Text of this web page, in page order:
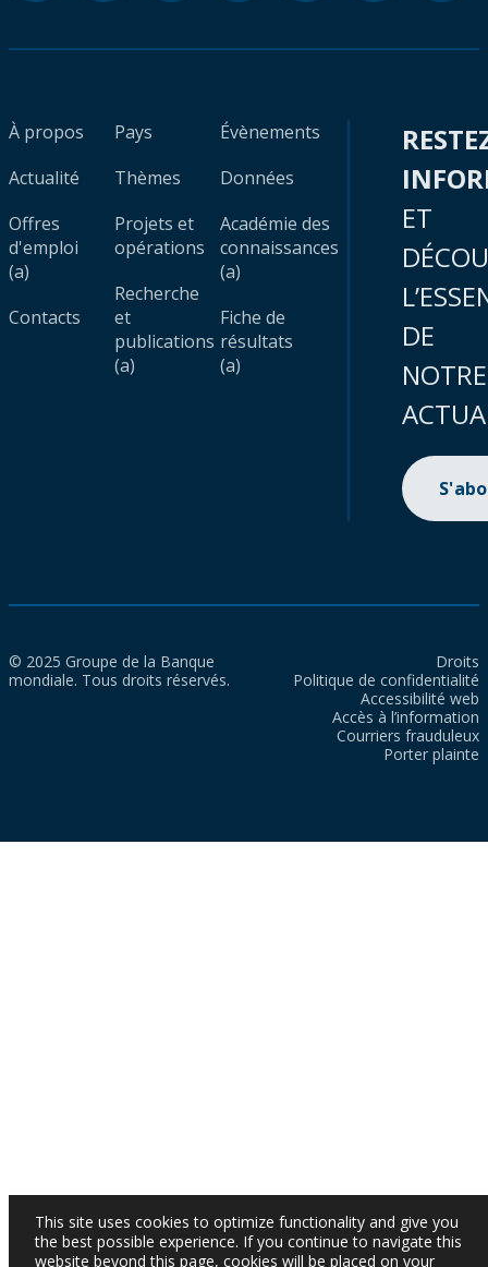
À propos
Actualité
Offres
d'emploi
(a)
Contacts
Pays
Thèmes
Projets et
opérations
Recherche
et
publications
(a)
Évènements
Données
Académie des
connaissances
(a)
Fiche de
résultats
(a)
ET
DE
NOTRE
© 2025 Groupe de la Banque
mondiale. Tous droits réservés.
Droits
Politique de confidentialité
Accessibilité web
Accès à l’information
Courriers frauduleux
Porter plainte
This site uses cookies to optimize functionality and give you
the best possible experience. If you continue to navigate this
website beyond this page, cookies will be placed on your